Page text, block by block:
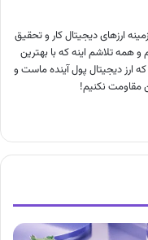
زمینه ارزهای دیجیتال کار و تحقیق
همه تلاشم اینه که با بهترین
ارز دیجیتال پول آینده ماست و
مقاومت نکنیم!